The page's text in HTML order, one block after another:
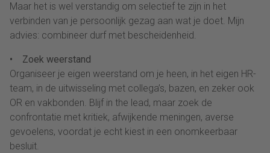
Maar het is wel verstandig om selectief te zijn in het
verbinden van je persoonlijk gezag aan wat je doet. Mijn
advies: combineer durf met bescheidenheid.
• Zoek weerstand
Organiseer je eigen weerstand om je heen, in het eigen HR-
team, in de uitwisseling met collega’s, bazen, en zeker ook
OR en vakbonden. Blijf in the lead, maar zoek de
confrontatie met kritiek, afwijkende meningen, averse
gevoelens, voordat je echt kiest in een onomkeerbaar
besluit.